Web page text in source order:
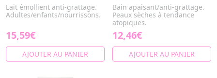
Lait émollient anti-grattage.
Adultes/enfants/nourrissons.
15,59€
AJOUTER AU PANIER
Bain apaisant/anti-grattage.
Peaux sèches à tendance
atopiques.
12,46€
AJOUTER AU PANIER